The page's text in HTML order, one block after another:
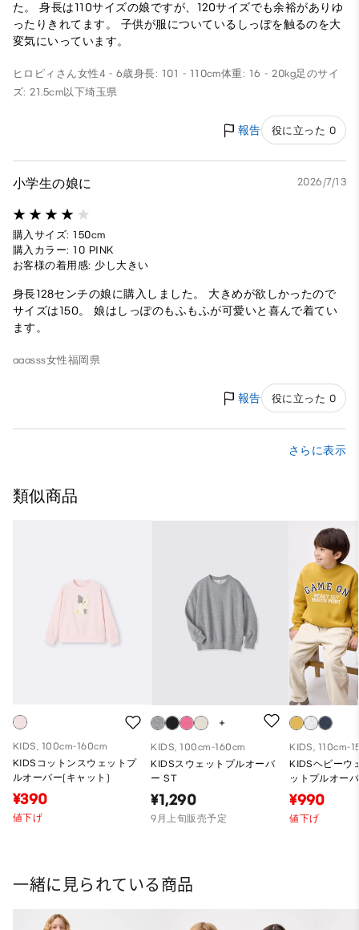
た。 身長は110サイズの娘ですが、120サイズでも余裕がありゆ
ったりきれてます。 子供が服についているしっぽを触るのを大
変気にいっています。
ヒロピィさん女性4 - 6歳身長: 101 - 110cm体重: 16 - 20kg足のサイ
ズ: 21.5cm以下埼玉県
報告 役に立った 0
小学生の娘に 2026/7/13
購入サイズ: 150cm
購入カラー: 10 PINK
お客様の着用感: 少し大きい
身長128センチの娘に購入しました。 大きめが欲しかったので
サイズは150。 娘はしっぽのもふもふが可愛いと喜んで着てい
ます。
aaasss女性福岡県
報告 役に立った 0
さらに表示
類似商品
KIDS, 100cm-160cm
KIDSコットンスウェットプ
ルオーバー(キャット)
¥390
値下げ
KIDS, 100cm-160cm
KIDSスウェットプルオーバ
ー ST
¥1,290
9月上旬販売予定
KIDS, 110cm-
KIDSヘビーウ
ットプルオー
¥990
値下げ
一緒に見られている商品